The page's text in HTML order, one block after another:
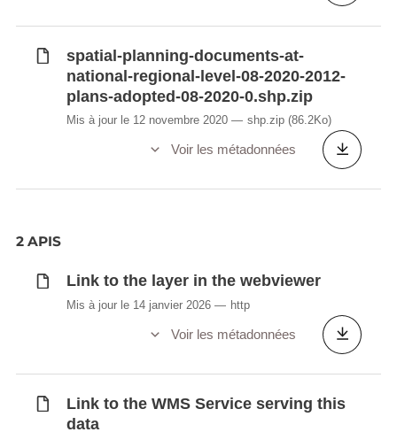
spatial-planning-documents-at-
national-regional-level-08-2020-2012-
plans-adopted-08-2020-0.shp.zip
Mis à jour le 12 novembre 2020 shp.zip (86.2Ko)
Voir les métadonnées
2 APIS
Link to the layer in the webviewer
Mis à jour le 14 janvier 2026 http
Voir les métadonnées
Link to the WMS Service serving this
data